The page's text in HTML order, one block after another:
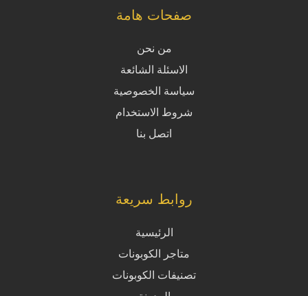
صفحات هامة
من نحن
الاسئلة الشائعة
سياسة الخصوصية
شروط الاستخدام
اتصل بنا
روابط سريعة
الرئيسية
متاجر الكوبونات
تصنيفات الكوبونات